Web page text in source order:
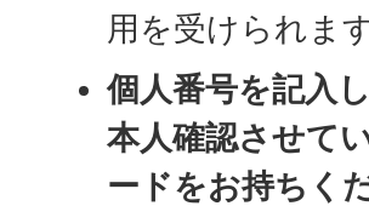
用を受けられます
個人番号を記入
本人確認させて
ードをお持ちく